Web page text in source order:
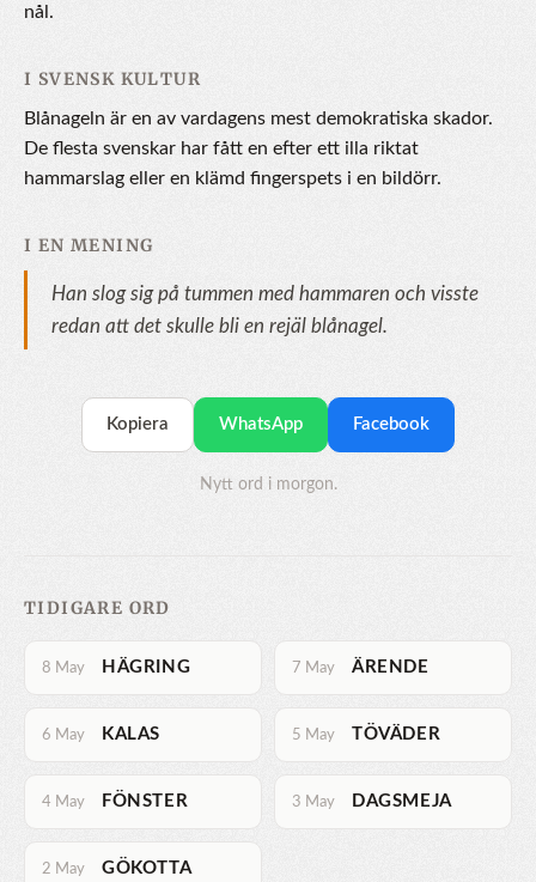
nål.
I SVENSK KULTUR
Blånageln är en av vardagens mest demokratiska skador.
De flesta svenskar har fått en efter ett illa riktat
hammarslag eller en klämd fingerspets i en bildörr.
I EN MENING
Han slog sig på tummen med hammaren och visste
redan att det skulle bli en rejäl blånagel.
Kopiera WhatsApp Facebook
Nytt ord i morgon.
TIDIGARE ORD
8 May HÄGRING 7 May ÄRENDE
6 May KALAS 5 May TÖVÄDER
4 May FÖNSTER 3 May DAGSMEJA
2 May GÖKOTTA